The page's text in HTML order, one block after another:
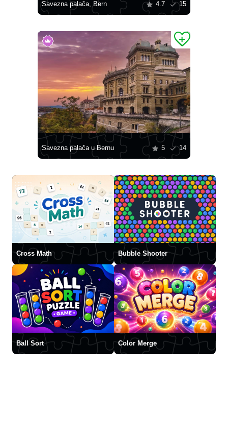
Savezna palača, Bern 4.7 15
Savezna palača u Bernu 5 14
Cross Math Bubble Shooter
Ball Sort Color Merge